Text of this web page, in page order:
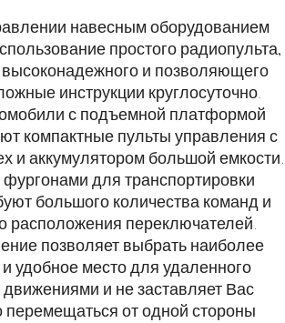
навесным оборудованием
простого радиопульта,
и позволяющего
инструкции круглосуточно.
с подъемной платформой
компактные пульты управления с
и аккумулятором большой емкости.
для транспортировки
большого количества команд и
расположения переключателей.
позволяет выбрать наиболее
удобное место для удаленного
и не заставляет Вас
перемещаться от одной стороны